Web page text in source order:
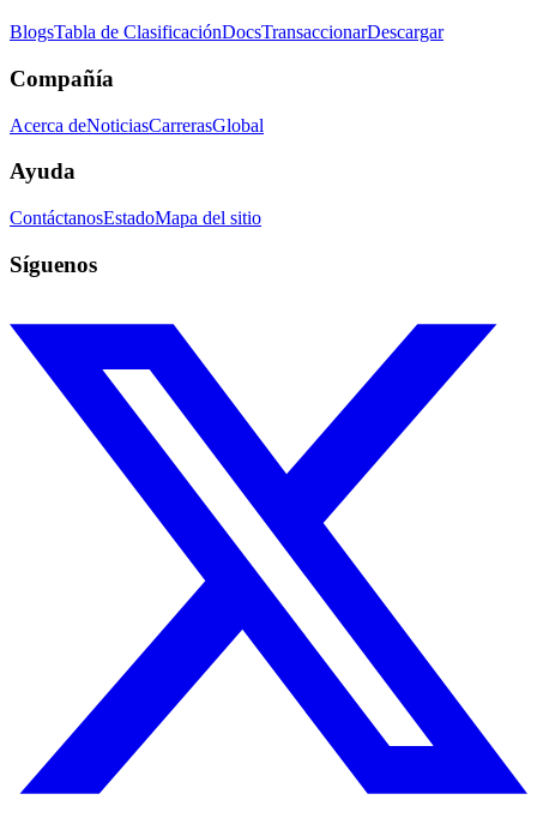
BlogsTabla de ClasificaciónDocsTransaccionarDescargar
Compañía
Acerca deNoticiasCarrerasGlobal
Ayuda
ContáctanosEstadoMapa del sitio
Síguenos